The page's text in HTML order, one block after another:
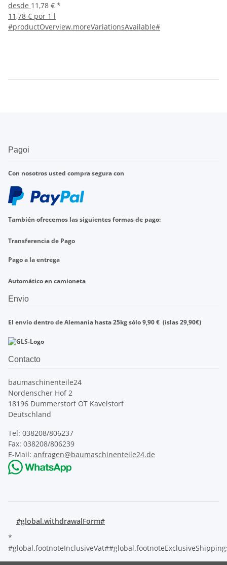
desde 11,78 € *
11,78 € por 1 l
#productOverview.moreVariationsAvailable#
Pagoi
Con nosotros usted comprasegura con
También ofrecemos lassiguientes formas de pago:
Transferencia de Pago
Pago a la entrega
Automático en camioneta
Envio
El envío dentro deAlemania hasta25kgsólo9,90€ (islas29,90€)
Contacto
baumaschinenteile24
Nordenscher Hof 2
18196 Dummerstorf OT Kavelstorf
Deutschland
Tel: 038208/806237
Fax: 038208/806239
E-Mail: anfragen@baumaschinenteile24.de
#global.withdrawalForm#
*